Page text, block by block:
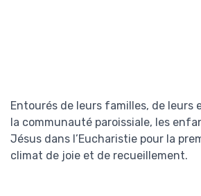
Entourés de leurs familles, de leurs
la communauté paroissiale, les
Jésus dans l’Eucharistie pour la
climat de joie et de recueillement.